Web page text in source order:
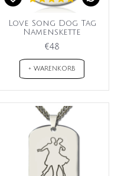
Love Song Dog Tag
Namenskette
€48
+ WARENKORB